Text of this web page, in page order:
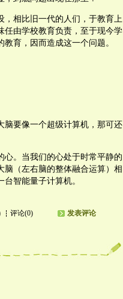
，相比旧一代的人们，于教育上
任由学校教育负责，至于现今学
育，因而造成这一个问题。
脑要像一个超级计算机，那可还
心。当我们的心处于时常平静的
（左右脑的整体融合运算）相
智能量子计算机。
评论(0) 发表评论